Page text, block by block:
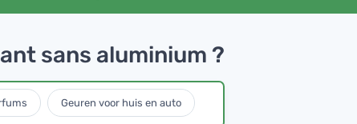
sans aluminium ?
Geuren voor huis en auto